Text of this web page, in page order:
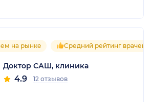
на рынке Средний рейтинг врачей
Доктор САШ, клиника
4.9 12 отзывов